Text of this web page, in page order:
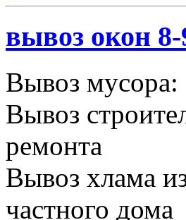
вывоз окон 8-
Вывоз мусора:
Вывоз
ремонта
Вывоз хлама
частного дома